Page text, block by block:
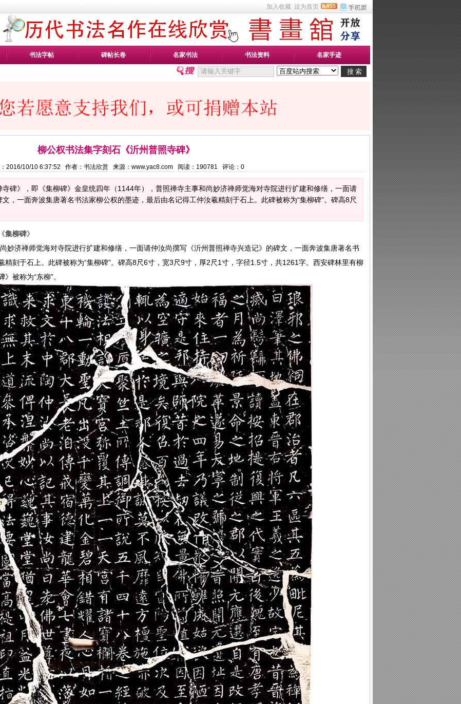
加入收藏 设为首页
书法字帖 碑帖长卷 名家书法 书法资料 名家手迹
柳公权书法集字刻石《沂州普照寺碑》
2016/10/10 6:37:52 作者：书法欣赏 来源：www.yac8.com 阅读： 190781 评论： 0
碑》，即《集柳碑》金皇统四年（1144年），普照禅寺主事和尚妙济禅师觉海对寺院进行扩建和修缮，一面请
，一面奔波集唐著名书法家柳公权的墨迹，最后由名记得工仲汝羲精刻于石上。此碑被称为“集柳碑”。碑高8尺
集柳碑》
妙济禅师觉海对寺院进行扩建和修缮，一面请仲汝尚撰写《沂州普照禅寺兴造记》的碑文，一面奔波集唐著名书
精刻于石上。此碑被称为“集柳碑”。碑高8尺6寸，宽3尺9寸，厚2尺1寸，字径1.5寸，共1261字。西安碑林里有柳
》被称为“东柳”。